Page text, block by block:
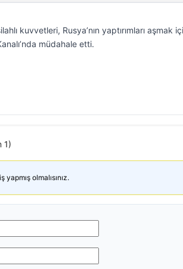
kuvvetleri, Rusya’nın yaptırımları
müdahale etti.
1)
olmalısınız.